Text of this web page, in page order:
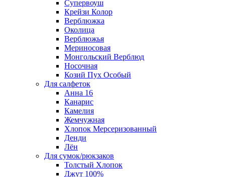
Супервоуш
Крейзи Колор
Верблюжка
Околица
Верблюжья
Мериносовая
Монгольский Верблюд
Носочная
Козий Пух Особый
Для салфеток
Анна 16
Канарис
Камелия
Жемчужная
Хлопок Мерсеризованный
Денди
Лён
Для сумок/рюкзаков
Толстый Хлопок
Джут 100%